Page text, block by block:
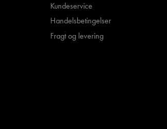
Kundeservice
Handelsbetingelser
Fragt og levering